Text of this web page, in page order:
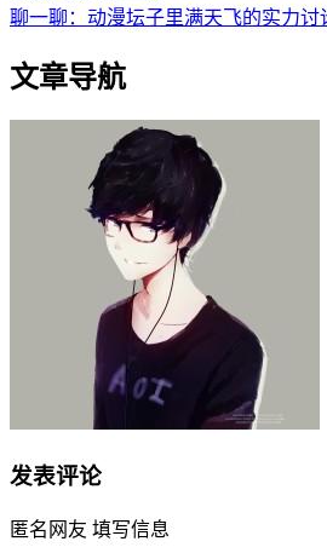
聊一聊：动漫坛子里满天飞的实力讨
文章导航
发表评论
匿名网友 填写信息